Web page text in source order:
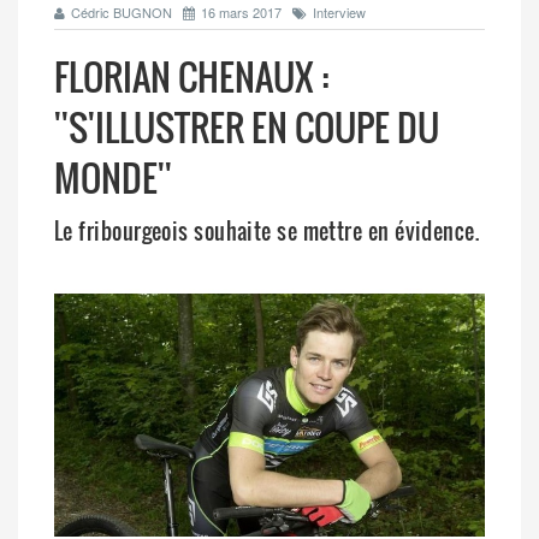
Cédric BUGNON 16 mars 2017 Interview
FLORIAN CHENAUX :
''S'ILLUSTRER EN COUPE DU
MONDE''
Le fribourgeois souhaite se mettre en évidence.